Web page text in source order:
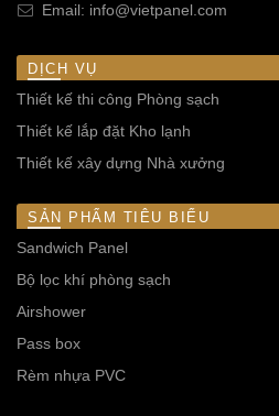
Email: info@vietpanel.com
DỊCH VỤ
Thiết kế thi công Phòng sạch
Thiết kế lắp đặt Kho lạnh
Thiết kế xây dựng Nhà xưởng
SẢN PHẨM TIÊU BIỂU
Sandwich Panel
Bộ lọc khí phòng sạch
Airshower
Pass box
Rèm nhựa PVC